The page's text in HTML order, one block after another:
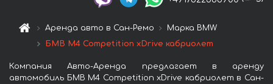
Аренда авто в Сан-Ремо
Марка BMW
БМВ M4 Competition xDrive кабриолет
Компания Авто-Аренда предлагает в аренду
автомобиль БМВ M4 Competition xDrive кабриолет в Сан-